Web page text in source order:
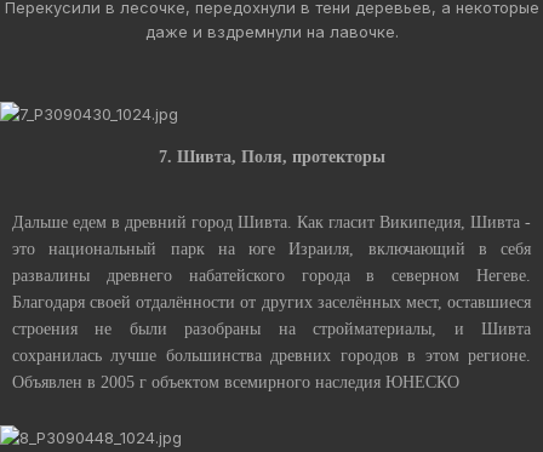
Перекусили в лесочке, передохнули в тени деревьев, а некоторые
даже и вздремнули на лавочке.
7. Шивта, Поля, протекторы
Дальше едем в древний город Шивта. Как гласит Википедия, Шивта -
это национальный парк на юге Израиля, включающий в себя
развалины древнего набатейского города в северном Негеве.
Благодаря своей отдалённости от других заселённых мест, оставшиеся
строения не были разобраны на стройматериалы, и Шивта
сохранилась лучше большинства древних городов в этом регионе.
Объявлен в 2005 г объектом всемирного наследия ЮНЕСКО